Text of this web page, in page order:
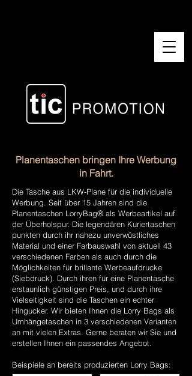
Planentaschen bringen Ihre Werbung
in Fahrt.
Die Tasche aus LKW-Plane für die individuelle
Werbung. Seit über 15 Jahren sind die
Planentaschen LorryBag® als Werbeartikel auf
der Überholspur. Die legendären Kuriertaschen
punkten durch ihr nahezu unverwüstliches
Material und einer Farbauswahl von aktuell 43
verschiedenen Farben als auch durch die
Möglichkeiten für brillante Werbeaufdrucke
(Siebdruck). Durch ihren für eine Planentasche
erstaunlich günstigen Preis, und durch ihre
Vielseitigkeit sind die Taschen ein echter
Hingucker. Wir bieten Ihnen die Lorry Bags als
Umhängetaschen in 3 verschiedenen Varianten
an mit vielen Extras. Gerne beraten wir Sie und
erstellen Ihnen ein passendes Angebot.
Beispiele an bereits produzierten Lorry Bags: